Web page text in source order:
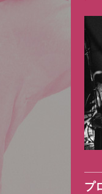
プ